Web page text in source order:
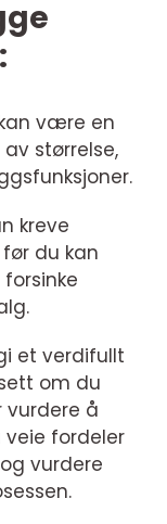
være en
størrelse,
kreve
du kan
et verdifullt
om du
vurdere å
veie fordeler
vurdere